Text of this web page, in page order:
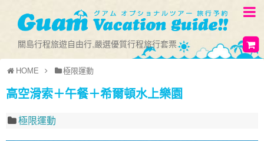
關島行程旅遊自由行,嚴選優質行程旅行套票
HOME 極限運動
高空滑索＋午餐＋希爾頓水上樂園
極限運動